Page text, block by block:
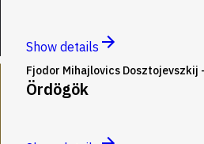
Show details
Fjodor Mihajlovics Dosztojevszkij
Ördögök